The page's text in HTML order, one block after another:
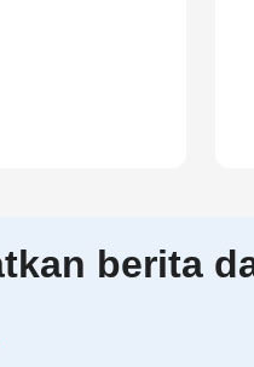
berita